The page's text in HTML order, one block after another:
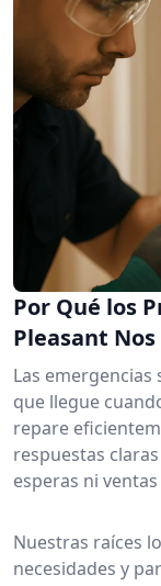
Por Qué los
Pleasant
Las
que llegue
repare
respuestas
esperas ni
Nuestras raíces
necesidades y